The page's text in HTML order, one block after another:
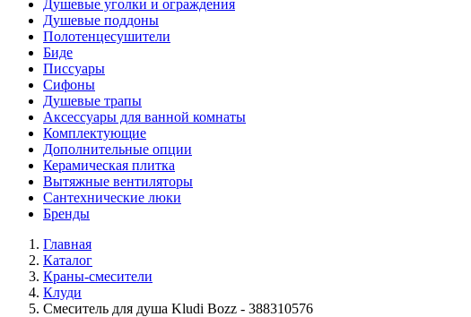
Душевые уголки и ограждения
Душевые поддоны
Полотенцесушители
Биде
Писсуары
Сифоны
Душевые трапы
Аксессуары для ванной комнаты
Комплектующие
Дополнительные опции
Керамическая плитка
Вытяжные вентиляторы
Сантехнические люки
Бренды
Главная
Каталог
Краны-смесители
Клуди
Смеситель для душа Kludi Bozz - 388310576